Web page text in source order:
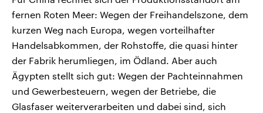
fernen Roten Meer: Wegen der Freihandelszone, dem
kurzen Weg nach Europa, wegen vorteilhafter
Handelsabkommen, der Rohstoffe, die quasi hinter
der Fabrik herumliegen, im Ödland. Aber auch
Ägypten stellt sich gut: Wegen der Pachteinnahmen
und Gewerbesteuern, wegen der Betriebe, die
Glasfaser weiterverarbeiten und dabei sind, sich